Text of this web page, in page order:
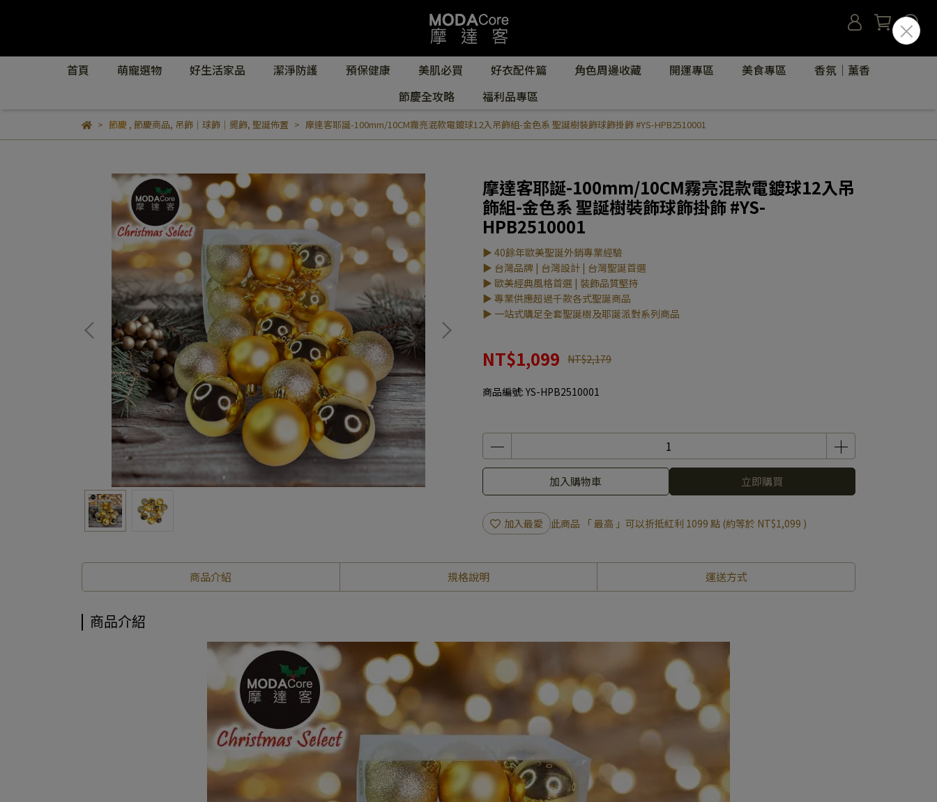
首頁 萌寵選物 好生活家品 潔淨防護 預保健康 美肌必買 好衣配件篇 角色周邊收藏 開運專區 美食專區
香氛｜薰香
節慶全攻略
福利品專區
節慶, 節慶商品, 吊飾｜球飾｜擺飾, 聖誕佈置 摩達客耶誕-100mm/10CM霧亮混款電鍍球12入吊飾組-金色系 聖誕樹裝飾球飾掛飾 #YS-HPB2510001
摩達客耶誕-100mm/10CM霧亮混款電鍍球12入吊
飾組-金色系 聖誕樹裝飾球飾掛飾 #YS-
HPB2510001
▶ 40餘年歐美聖誕外銷專業經驗
▶ 台灣品牌 | 台灣設計 | 台灣聖誕首選
▶ 歐美經典風格首選 | 裝飾品質堅持
▶ 專業供應超過千款各式聖誕商品
▶ 一站式購足全套聖誕樹及耶誕派對系列商品
NT$1,099 NT$2,179
商品編號: YS-HPB2510001
加入購物車 立即購買
加入最愛 此商品 「 最高 」可以折抵紅利 1099 點 (約等於 NT$1,099 )
商品介紹 規格說明 運送方式
商品介紹